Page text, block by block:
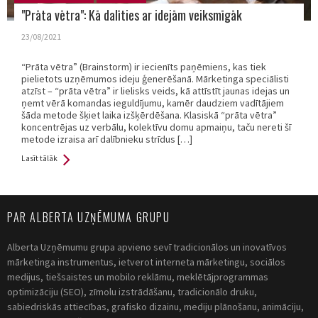
"Prāta vētra": Kā dalīties ar idejām veiksmīgāk
23/08/2021
“Prāta vētra” (Brainstorm) ir iecienīts paņēmiens, kas tiek
pielietots uzņēmumos ideju ģenerēšanā. Mārketinga speciālisti
atzīst – “prāta vētra” ir lielisks veids, kā attīstīt jaunas idejas un
ņemt vērā komandas ieguldījumu, kamēr daudziem vadītājiem
šāda metode šķiet laika izšķērdēšana. Klasiskā “prāta vētra”
koncentrējas uz verbālu, kolektīvu domu apmaiņu, taču nereti šī
metode izraisa arī dalībnieku strīdus […]
Lasīt tālāk
PAR ALBERTA UZŅĒMUMA GRUPU
Alberta Uzņēmumu grupa apvieno sevī tradicionālos un inovatīvos
mārketinga instrumentus, ietverot interneta mārketingu, sociālos
medijus, tiešsaistes un mobilo reklāmu, meklētājprogrammas
optimizāciju (SEO), zīmolu izstrādāšanu, tradicionālo druku,
sabiedriskās attiecības, grafisko dizainu, mediju plānošanu, animāciju,